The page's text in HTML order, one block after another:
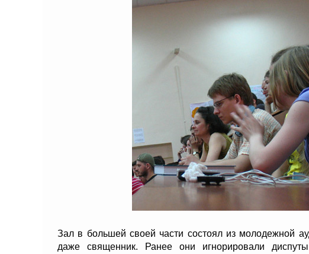
Зал в большей своей части состоял из молодежной
даже священник. Ранее они игнорировали